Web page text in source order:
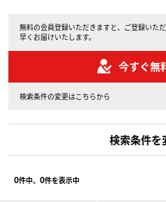
無料の会員登録いただきますと、ご登録いた
早くお届けいたします。
今すぐ無
検索条件の変更はこちらから
検索条件を
0件中、 0件を表示中